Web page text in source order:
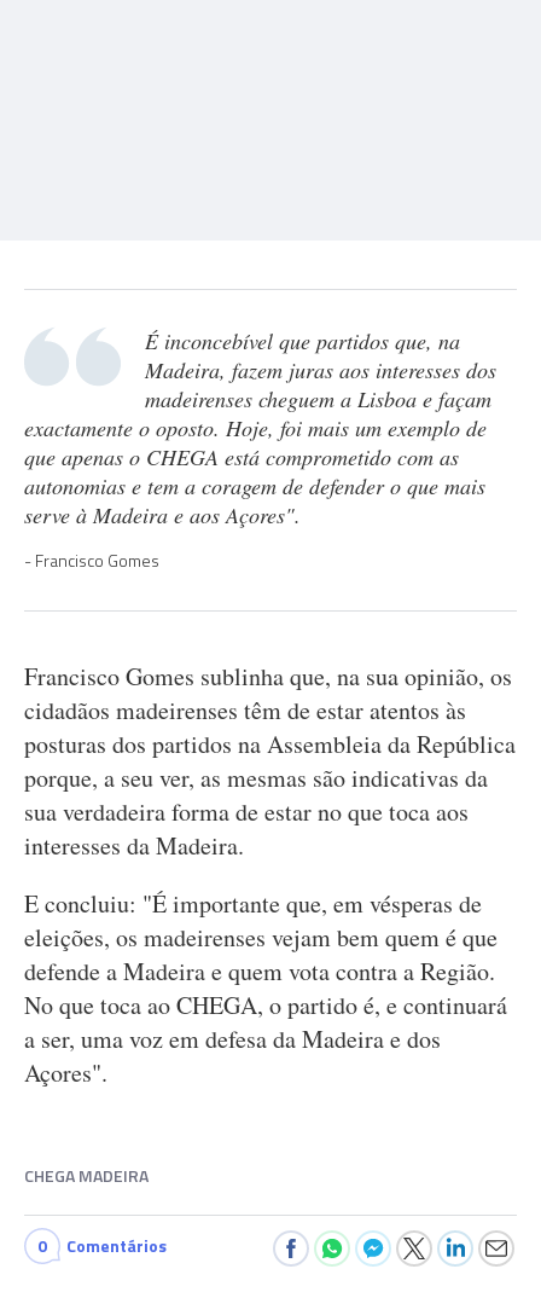
É inconcebível que partidos que, na
Madeira, fazem juras aos interesses dos
madeirenses cheguem a Lisboa e façam
exactamente o oposto. Hoje, foi mais um exemplo de
que apenas o CHEGA está comprometido com as
autonomias e tem a coragem de defender o que mais
serve à Madeira e aos Açores".
Francisco Gomes
Francisco Gomes sublinha que, na sua opinião, os
cidadãos madeirenses têm de estar atentos às
posturas dos partidos na Assembleia da República
porque, a seu ver, as mesmas são indicativas da
sua verdadeira forma de estar no que toca aos
interesses da Madeira.
E concluiu: "É importante que, em vésperas de
eleições, os madeirenses vejam bem quem é que
defende a Madeira e quem vota contra a Região.
No que toca ao CHEGA, o partido é, e continuará
a ser, uma voz em defesa da Madeira e dos
Açores".
CHEGA MADEIRA
0 Comentários